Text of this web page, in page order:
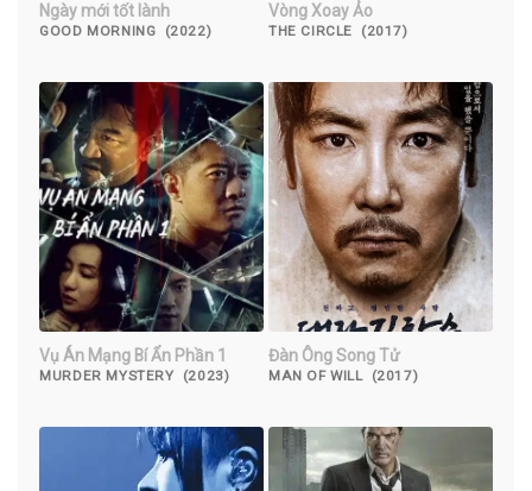
Ngày mới tốt lành
GOOD MORNING (2022)
Vòng Xoay Ảo
THE CIRCLE (2017)
Vụ Án Mạng Bí Ẩn Phần 1
MURDER MYSTERY (2023)
Đàn Ông Song Tử
MAN OF WILL (2017)